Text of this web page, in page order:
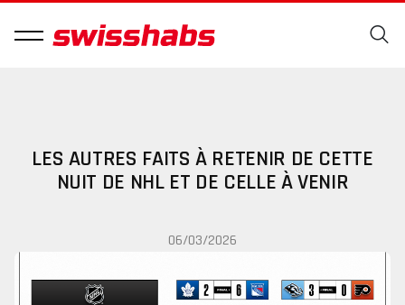
LES AUTRES FAITS À RETENIR DE CETTE
NUIT DE NHL ET DE CELLE À VENIR
06/03/2026